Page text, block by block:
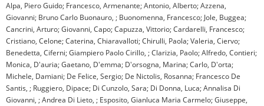
Alpa, Piero Guido; Francesco, Armenante; Antonio, Alberto; Azzena,
Giovanni; Bruno Carlo Buonauro, ; Buonomenna, Francesco; Jole, Buggea;
Cancrini, Arturo; Giovanni, Capo; Capuzza, Vittorio; Cardarelli, Francesco;
Cristiano, Celone; Caterina, Chiaravalloti; Chirulli, Paola; Valeria, Ciervo;
Benedetta, Ciferni; Giampiero Paolo Cirillo, ; Clarizia, Paolo; Alfredo, Contieri;
Monica, D'auria; Gaetano, D'emma; D'orsogna, Marina; Carlo, D'orta;
Michele, Damiani; De Felice, Sergio; De Nictolis, Rosanna; Francesco De
Santis, ; Ruggiero, Dipace; Di Cunzolo, Sara; Di Donna, Luca; Annalisa Di
Giovanni, ; Andrea Di Lieto, ; Esposito, Gianluca Maria Carmelo; Giuseppe,